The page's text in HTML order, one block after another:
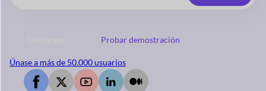
Probar demostración
Únase a más de 50.000 usuarios